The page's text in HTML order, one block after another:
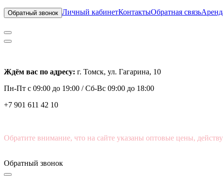
Обратный звонок Личный кабинетКонтактыОбратная связь
Ждём вас по адресу: г. Томск, ул. Гагарина, 10
Пн-Пт с 09:00 до 19:00 /Сб-Вс 09:00 до 18:00
+7 901 611 42 10
Обратите внимание, что на сайте указаны оптовые цены,
Обратный звонок